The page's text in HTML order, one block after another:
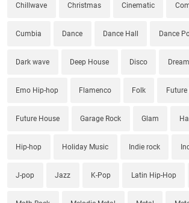
Chillwave Christmas Cinematic
Cumbia Dance Dance Hall Dance
Dark wave Deep House Disco
Emo Hip-hop Flamenco Folk Future
Future House Garage Rock Glam
Hip-hop Holiday Music Indie rock
J-pop Jazz K-Pop Latin Hip-Hop